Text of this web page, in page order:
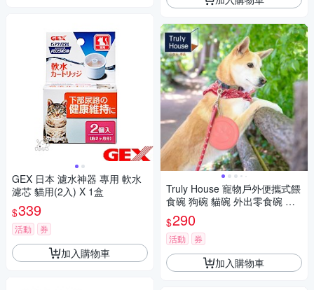
GEX 日本 濾水神器 專用 軟水
濾芯 貓用(2入) X 1盒
$339
活動 券
加入購物車
Truly House 寵物戶外便攜式餵
食碗 狗碗 貓碗 外出零食碗 露
營寵物碗 飼料碗 飲水碗(兩色
任選)
$290
活動 券
加入購物車